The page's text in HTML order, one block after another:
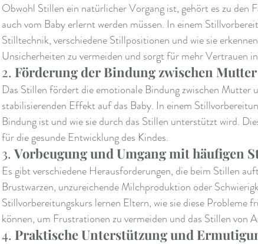
Obwohl Stillen ein natürlicher Vorgang ist, gehört es zu den
auch vom Baby erlernt werden müssen. In einem
Stilltechnik, verschiedene Stillpositionen und wie sie
Unsicherheiten zu vermeiden und sorgt für mehr Vertrauen
2. Förderung der Bindung zwischen
Das Stillen fördert die emotionale Bindung zwischen Mutter
stabilisierenden Effekt auf das Baby. In einem
Bindung ist und wie sie durch das Stillen unterstützt wird.
für die gesunde Entwicklung des Kindes.
3. Vorbeugung und Umgang mit häufigen
Es gibt verschiedene Herausforderungen, die beim Stillen
Brustwarzen, unzureichende Milchproduktion oder
Stillvorbereitungskurs lernen Eltern, wie sie diese Probleme
können, um Frustrationen zu vermeiden und das Stillen von
4. Praktische Unterstützung und